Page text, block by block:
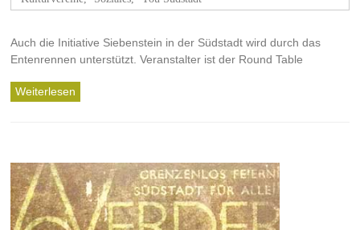
Auch die Initiative Siebenstein in der Südstadt wird durch das
Entenrennen unterstützt. Veranstalter ist der Round Table
Weiterlesen